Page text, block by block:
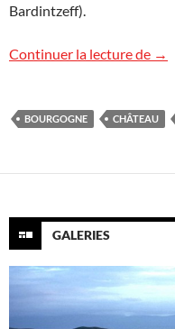
Bardintzeff).
Continuer la lecture de Le
→
BOURGOGNE CHÂTEAU
GALERIES